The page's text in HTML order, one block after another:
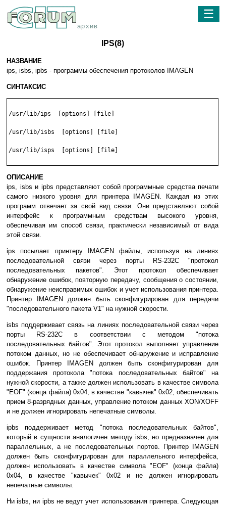
архив
☰
IPS(8)
НАЗВАНИЕ
ips, isbs, ipbs - программы обеспечения протоколов IMAGEN
СИНТАКСИС
/usr/lib/ips  [options] [file]
/usr/lib/isbs  [options] [file]
/usr/lib/isps  [options] [file]
ОПИСАНИЕ
ips, isbs и ipbs представляют собой программные средства печати
самого низкого уровня для принтера IMAGEN. Каждая из этих
программ отвечает за свой вид связи. Они представляют собой
интерфейс к программным средствам высокого уровня,
обеспечивая им способ связи, практически независимый от вида
этой связи.
ips посылает принтеру IMAGEN файлы, используя на линиях
последовательной связи через порты RS-232C "протокол
последовательных пакетов". Этот протокол обеспечивает
обнаружение ошибок, повторную передачу, сообщения о состоянии,
обнаружение неисправимых ошибок и учет использования принтера.
Принтер IMAGEN должен быть сконфигурирован для передачи
"последовательного пакета V1" на нужной скорости.
isbs поддерживает связь на линиях последовательной связи через
порты RS-232C в соответствии с методом "потока
последовательных байтов". Этот протокол выполняет управление
потоком данных, но не обеспечивает обнаружение и исправление
ошибок. Принтер IMAGEN должен быть сконфигурирован для
поддержания протокола "потока последовательных байтов" на
нужной скорости, а также должен использовать в качестве символа
"EOF" (конца файла) 0x04, в качестве "кавычек" 0x02, обеспечивать
прием 8-разрядных данных, управление потоком данных XON/XOFF
и не должен игнорировать непечатные символы.
ipbs поддерживает метод "потока последовательных байтов",
который в сущности аналогичен методу isbs, но предназначен для
параллельных, а не последовательных портов. Принтер IMAGEN
должен быть сконфигурирован для параллельного интерфейса,
должен использовать в качестве символа "EOF" (конца файла)
0x04, в качестве "кавычек" 0x02 и не должен игнорировать
непечатные символы.
Ни isbs, ни ipbs не ведут учет использования принтера. Следующая